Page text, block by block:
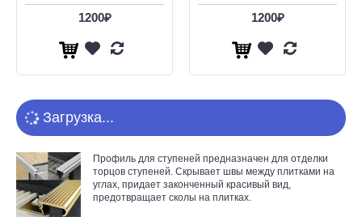
1200₽ 1200₽
Загрузка...
Профиль для ступеней предназначен для отделки
торцов ступеней. Скрывает швы между плитками на
углах, придает законченный красивый вид,
предотвращает сколы на плитках.